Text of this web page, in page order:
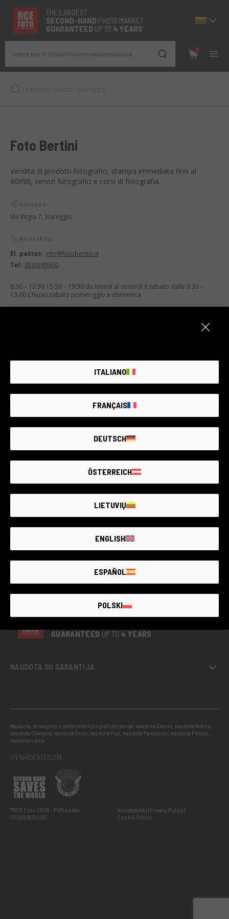
THE LARGEST
SECOND-HAND PHOTO MARKET
GUARANTEED UP TO 4 YEARS
Ieškok tarp 19.226 sertifikuotos naudotos įrangos
0
Foto Bertini
Vendita di prodotti fotografici, stampa immediata fino al
60X90, servizi fotografici e corsi di fotografia.
Via Regia 7, Viareggio
El. paštas: info@fotobertini.it
Tel: 0584/49600
8:30 – 12:30 15:30 – 19:30 da lunedi al venerdì il sabato dalle 8:30 –
13:00 Chiuso sabato pomeriggio e domenica
THE LARGEST
GUARANTEED UP TO 4 YEARS
NAUDOTA SU GARANTIJA
Naudota, atnaujinta ir patikrinta fotografijos įranga: naudota Canon, naudota Nikon,
naudota Olympus, naudota Sony, naudota Fuji, naudota Panasonic, naudota Pentax,
naudota Leica
ITENFRDEATESLTPL
®RCE Foto 2026 – PVM kodas:
IT01526800287
Accessibility Privacy Policy
Cookie Policy
ITALIANO
FRANÇAIS
DEUTSCH
ÖSTERREICH
LIETUVIŲ
ENGLISH
ESPAÑOL
POLSKI